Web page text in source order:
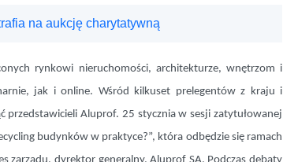
na aukcję charytatywną
rynkowi nieruchomości, architekturze, wnętrzom i
jak i online. Wśród kilkuset prelegentów z kraju i
przedstawicieli Aluprof. 25 stycznia w sesji zatytułowanej
budynków w praktyce?”, która odbędzie się ramach